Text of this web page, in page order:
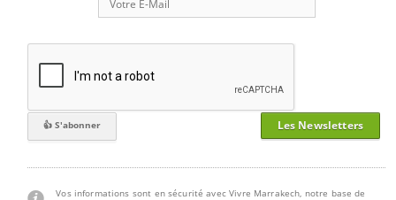
Les Newsletters
Vos informations sont en sécurité avec Vivre Marrakech, notre base de